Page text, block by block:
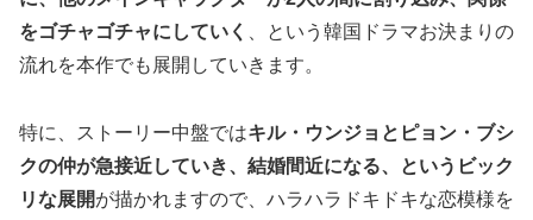
をゴチャゴチャにしていく
、という韓国ドラマお決まりの
流れを本作でも展開していきます。
特に、ストーリー中盤ではキル・ウンジョとピョン・ブシ
クの仲が急接近していき、結婚間近になる、というビック
リな展開が描かれますので、ハラハラドキドキな恋模様を